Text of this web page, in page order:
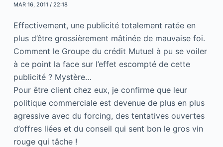
MAR 16, 2011 / 22:18
Effectivement, une publicité totalement ratée en
plus d’être grossièrement mâtinée de mauvaise foi.
Comment le Groupe du crédit Mutuel à pu se voiler
à ce point la face sur l’effet escompté de cette
publicité ? Mystère…
Pour être client chez eux, je confirme que leur
politique commerciale est devenue de plus en plus
agressive avec du forcing, des tentatives ouvertes
d’offres liées et du conseil qui sent bon le gros vin
rouge qui tâche !